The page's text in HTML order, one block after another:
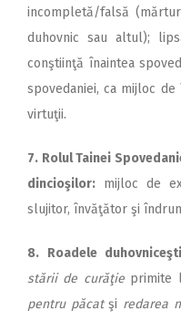
incompletă/falsă
du­hov­nic sau altul);
conştiinţă îna­intea
spovedaniei, ca mijloc
virtuţii.
7. Rolul Tainei
dincioşilor: mijloc de
slujitor, în­vă­ţător şi
8. Roadele
stării de curăţieprimite
pentru pă­catşi redarea